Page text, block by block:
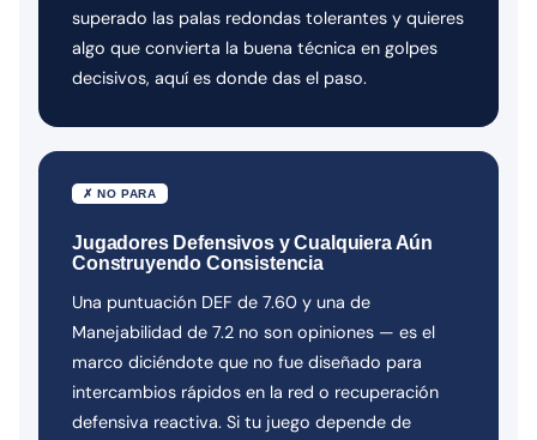
superado las palas redondas tolerantes y quieres
algo que convierta la buena técnica en golpes
decisivos, aquí es donde das el paso.
✗ NO PARA
Jugadores Defensivos y Cualquiera Aún
Construyendo Consistencia
Una puntuación DEF de 7.60 y una de
Manejabilidad de 7.2 no son opiniones — es el
marco diciéndote que no fue diseñado para
intercambios rápidos en la red o recuperación
defensiva reactiva. Si tu juego depende de